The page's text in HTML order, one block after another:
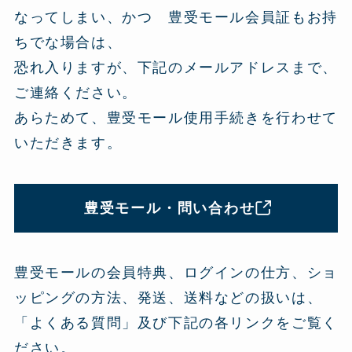
なってしまい、かつ 豊受モール会員証もお持
ちでな場合は、
恐れ入りますが、下記のメールアドレスまで、
ご連絡ください。
あらためて、豊受モール使用手続きを行わせて
いただきます。
豊受モール・問い合わせ
豊受モールの会員特典、ログインの仕方、ショ
ッピングの方法、発送、送料などの扱いは、
「よくある質問」及び下記の各リンクをご覧く
ださい。